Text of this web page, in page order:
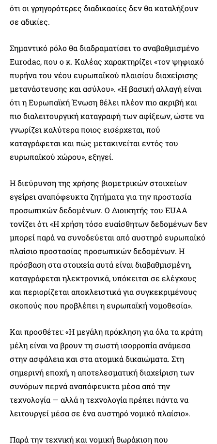
ότι οι γρηγορότερες διαδικασίες δεν θα καταλήξουν
σε αδικίες.
Σημαντικό ρόλο θα διαδραματίσει το αναβαθμισμένο
Eurodac, που ο κ. Καλέας χαρακτηρίζει «τον ψηφιακό
πυρήνα του νέου ευρωπαϊκού πλαισίου διαχείρισης
μετανάστευσης και ασύλου». «Η βασική αλλαγή είναι
ότι η Ευρωπαϊκή Ένωση θέλει πλέον πιο ακριβή και
πιο διαλειτουργική καταγραφή των αφίξεων, ώστε να
γνωρίζει καλύτερα ποιος εισέρχεται, πού
καταγράφεται και πώς μετακινείται εντός του
ευρωπαϊκού χώρου», εξηγεί.
Η διεύρυνση της χρήσης βιομετρικών στοιχείων
εγείρει αναπόφευκτα ζητήματα για την προστασία
προσωπικών δεδομένων. Ο Διοικητής του EUAA
τονίζει ότι «Η χρήση τόσο ευαίσθητων δεδομένων δεν
μπορεί παρά να συνοδεύεται από αυστηρό ευρωπαϊκό
πλαίσιο προστασίας προσωπικών δεδομένων. Η
πρόσβαση στα στοιχεία αυτά είναι διαβαθμισμένη,
καταγράφεται ηλεκτρονικά, υπόκειται σε ελέγχους
και περιορίζεται αποκλειστικά για συγκεκριμένους
σκοπούς που προβλέπει η ευρωπαϊκή νομοθεσία».
Και προσθέτει: «Η μεγάλη πρόκληση για όλα τα κράτη
μέλη είναι να βρουν τη σωστή ισορροπία ανάμεσα
στην ασφάλεια και στα ατομικά δικαιώματα. Στη
σημερινή εποχή, η αποτελεσματική διαχείριση των
συνόρων περνά αναπόφευκτα μέσα από την
τεχνολογία — αλλά η τεχνολογία πρέπει πάντα να
λειτουργεί μέσα σε ένα αυστηρό νομικό πλαίσιο».
Παρά την τεχνική και νομική θωράκιση που